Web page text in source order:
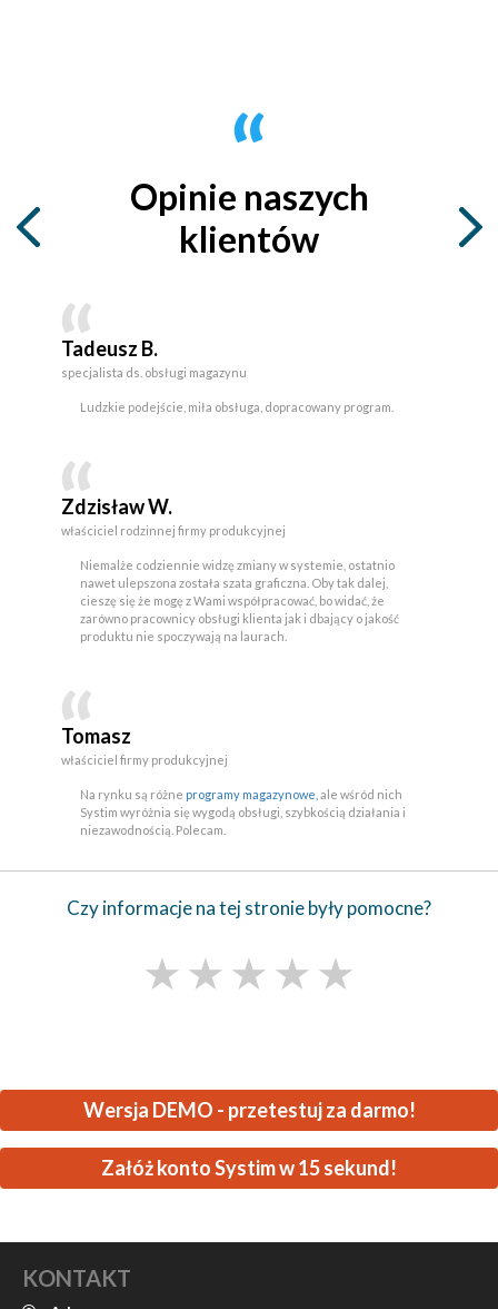
Opinie naszych
klientów
Tadeusz B.
specjalista ds. obsługi magazynu
Ludzkie podejście, miła obsługa, dopracowany program.
Zdzisław W.
właściciel rodzinnej firmy produkcyjnej
Niemalże codziennie widzę zmiany w systemie, ostatnio
nawet ulepszona została szata graficzna. Oby tak dalej,
cieszę się że mogę z Wami współpracować, bo widać, że
zarówno pracownicy obsługi klienta jak i dbający o jakość
produktu nie spoczywają na laurach.
Tomasz
właściciel firmy produkcyjnej
Na rynku są różne programy magazynowe, ale wśród nich
Systim wyróżnia się wygodą obsługi, szybkością działania i
niezawodnością. Polecam.
Czy informacje na tej stronie były pomocne?
★★★★★
Wersja DEMO - przetestuj za darmo!
Załóż konto Systim w 15 sekund!
KONTAKT